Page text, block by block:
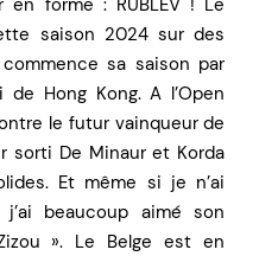
forme : RUBLEV ! Le
saison 2024 sur des
sa saison par
Hong Kong. A l’Open
le futur vainqueur de
sorti De Minaur et Korda
Et même si je n’ai
beaucoup aimé son
». Le Belge est en